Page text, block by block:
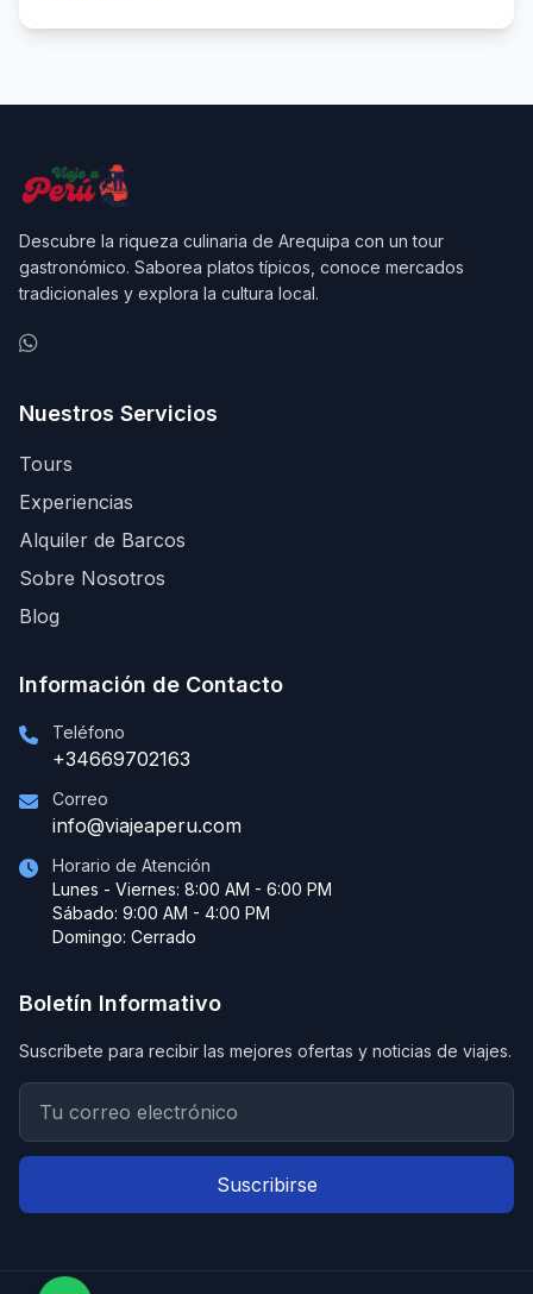
Descubre la riqueza culinaria de Arequipa con un tour
gastronómico. Saborea platos típicos, conoce mercados
tradicionales y explora la cultura local.
Nuestros Servicios
Tours
Experiencias
Alquiler de Barcos
Sobre Nosotros
Blog
Información de Contacto
Teléfono
+34669702163
Correo
info@viajeaperu.com
Horario de Atención
Lunes - Viernes: 8:00 AM - 6:00 PM
Sábado: 9:00 AM - 4:00 PM
Domingo: Cerrado
Boletín Informativo
Suscríbete para recibir las mejores ofertas y noticias de viajes.
Suscribirse